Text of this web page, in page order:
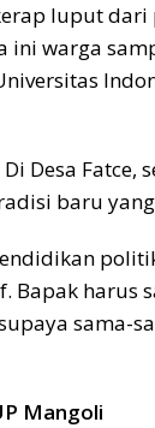
luput dari
ini warga
Desa Fatce,
baru
Bapak harus
sama-
Mangoli